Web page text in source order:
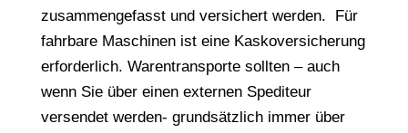
zusammengefasst und versichert werden. Für
fahrbare Maschinen ist eine Kaskoversicherung
erforderlich. Warentransporte sollten – auch
wenn Sie über einen externen Spediteur
versendet werden- grundsätzlich immer über